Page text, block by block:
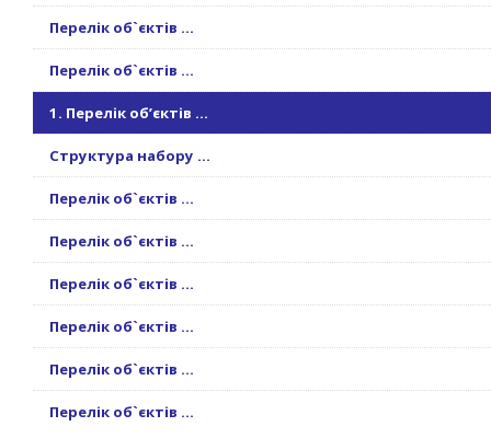
Перелік об`єктів ...
Перелік об`єктів ...
1. Перелік об’єктів ...
Структура набору ...
Перелік об`єктів ...
Перелік об`єктів ...
Перелік об`єктів ...
Перелік об`єктів ...
Перелік об`єктів ...
Перелік об`єктів ...